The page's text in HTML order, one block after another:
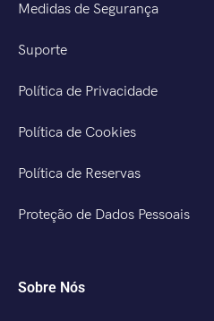
Medidas de Segurança
Suporte
Política de Privacidade
Política de Cookies
Política de Reservas
Proteção de Dados Pessoais
Sobre Nós